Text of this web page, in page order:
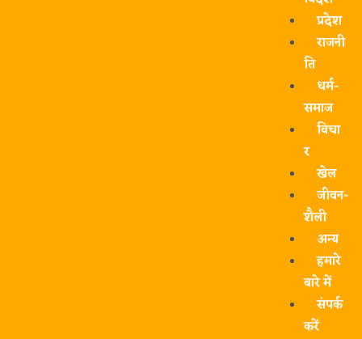
प्रदेश
राजनी
ति
धर्म-
समाज
विचा
र
खेल
जीवन-
शैली
अन्य
हमारे
बारे में
संपर्क
करें